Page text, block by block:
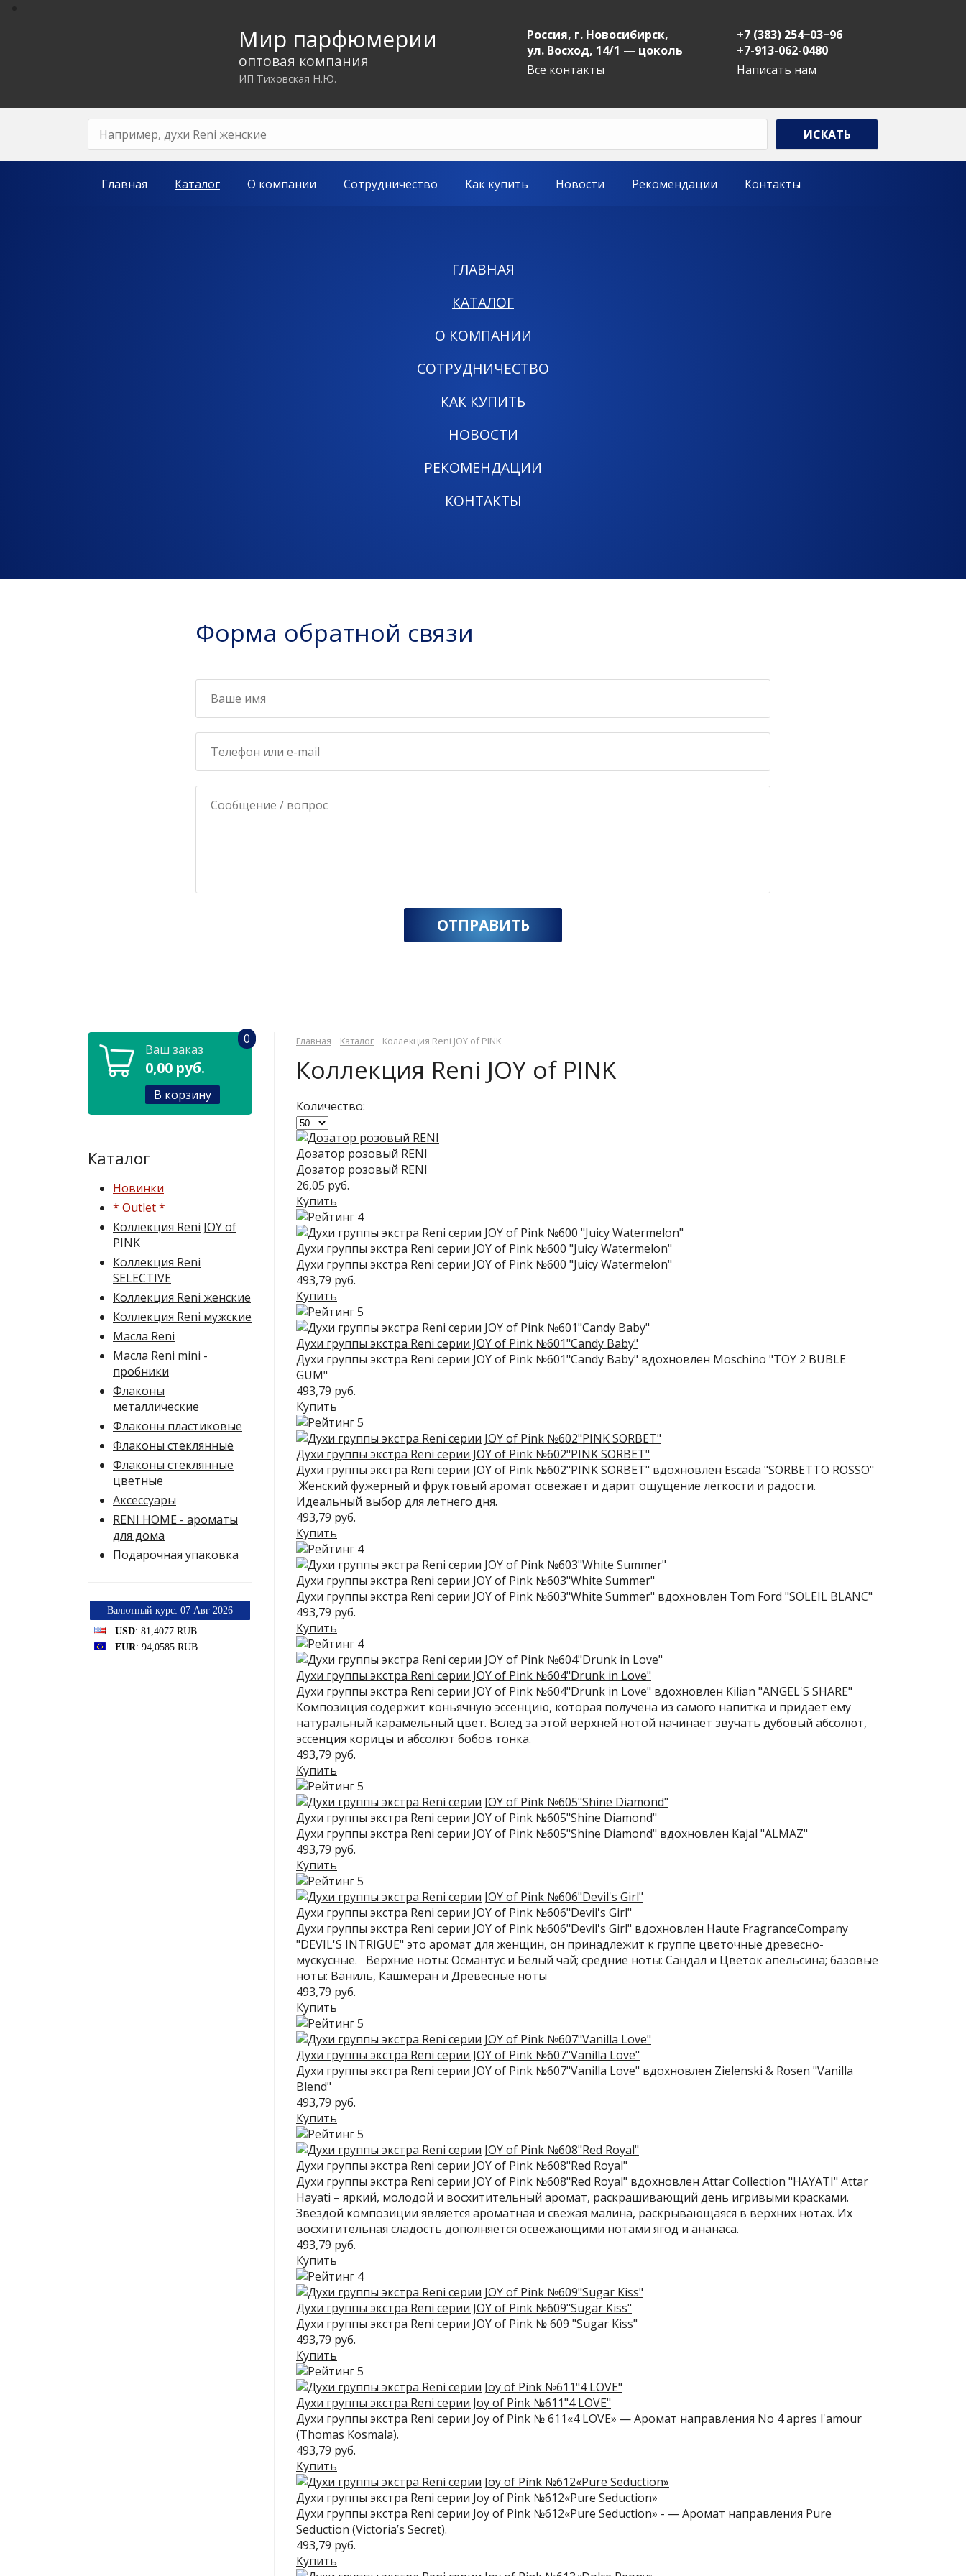
Мир парфюмерии
оптовая компания
ИП Тиховская Н.Ю.
Россия, г. Новосибирск,
ул. Восход, 14/1 — цоколь
Все контакты
+7 (383) 254−03−96
+7-913-062-0480
Написать нам
Главная Каталог О компании Сотрудничество Как купить Новости Рекомендации Контакты
ГЛАВНАЯ
КАТАЛОГ
О КОМПАНИИ
СОТРУДНИЧЕСТВО
КАК КУПИТЬ
НОВОСТИ
РЕКОМЕНДАЦИИ
КОНТАКТЫ
Форма обратной связи
ОТПРАВИТЬ
Ваш заказ
0,00 руб.
0
В корзину
Каталог
Новинки
* Outlet *
Коллекция Reni JOY of
PINK
Коллекция Reni
SELECTIVE
Коллекция Reni женские
Коллекция Reni мужские
Масла Reni
Масла Reni mini -
пробники
Флаконы
металлические
Флаконы пластиковые
Флаконы стеклянные
Флаконы стеклянные
цветные
Аксессуары
RENI HOME - ароматы
для дома
Подарочная упаковка
Bалютный курс: 07 Авг 2026
USD: 81,4077 RUB
EUR: 94,0585 RUB
Главная Каталог Коллекция Reni JOY of PINK
Коллекция Reni JOY of PINK
Количество:
Дозатор розовый RENI
Дозатор розовый RENI
26,05 руб.
Купить
Духи группы экстра Reni серии JOY of Pink №600 "Juicy Watermelon"
Духи группы экстра Reni серии JOY of Pink №600 "Juicy Watermelon"
493,79 руб.
Купить
Духи группы экстра Reni серии JOY of Pink №601"Candy Baby"
Духи группы экстра Reni серии JOY of Pink №601"Candy Baby" вдохновлен Moschino "TOY 2 BUBLE
GUM"
493,79 руб.
Купить
Духи группы экстра Reni серии JOY of Pink №602"PINK SORBET"
Духи группы экстра Reni серии JOY of Pink №602"PINK SORBET" вдохновлен Escada "SORBETTO ROSSO"
Женский фужерный и фруктовый аромат освежает и дарит ощущение лёгкости и радости.
Идеальный выбор для летнего дня.
493,79 руб.
Купить
Духи группы экстра Reni серии JOY of Pink №603"White Summer"
Духи группы экстра Reni серии JOY of Pink №603"White Summer" вдохновлен Tom Ford "SOLEIL BLANC"
493,79 руб.
Купить
Духи группы экстра Reni серии JOY of Pink №604"Drunk in Love"
Духи группы экстра Reni серии JOY of Pink №604"Drunk in Love" вдохновлен Kilian "ANGEL'S SHARE"
Композиция содержит коньячную эссенцию, которая получена из самого напитка и придает ему
натуральный карамельный цвет. Вслед за этой верхней нотой начинает звучать дубовый абсолют,
эссенция корицы и абсолют бобов тонка.
493,79 руб.
Купить
Духи группы экстра Reni серии JOY of Pink №605"Shine Diamond"
Духи группы экстра Reni серии JOY of Pink №605"Shine Diamond" вдохновлен Kajal "ALMAZ"
493,79 руб.
Купить
Духи группы экстра Reni серии JOY of Pink №606"Devil's Girl"
Духи группы экстра Reni серии JOY of Pink №606"Devil's Girl" вдохновлен Haute FragranceCompany
"DEVIL'S INTRIGUE" это аромат для женщин, он принадлежит к группе цветочные древесно-
мускусные. Верхние ноты: Османтус и Белый чай; средние ноты: Сандал и Цветок апельсина; базовые
ноты: Ваниль, Кашмеран и Древесные ноты
493,79 руб.
Купить
Духи группы экстра Reni серии JOY of Pink №607"Vanilla Love"
Духи группы экстра Reni серии JOY of Pink №607"Vanilla Love" вдохновлен Zielenski & Rosen "Vanilla
Blend"
493,79 руб.
Купить
Духи группы экстра Reni серии JOY of Pink №608"Red Royal"
Духи группы экстра Reni серии JOY of Pink №608"Red Royal" вдохновлен Attar Collection "HAYATI" Attar
Hayati – яркий, молодой и восхитительный аромат, раскрашивающий день игривыми красками.
Звездой композиции является ароматная и свежая малина, раскрывающаяся в верхних нотах. Их
восхитительная сладость дополняется освежающими нотами ягод и ананаса.
493,79 руб.
Купить
Духи группы экстра Reni серии JOY of Pink №609"Sugar Kiss"
Духи группы экстра Reni серии JOY of Pink № 609 "Sugar Kiss"
493,79 руб.
Купить
Духи группы экстра Reni серии Joy of Pink №611"4 LOVE"
Духи группы экстра Reni серии Joy of Pink № 611«4 LOVE» — Аромат направления No 4 apres l'amour
(Thomas Kosmala).
493,79 руб.
Купить
Духи группы экстра Reni серии Joy of Pink №612«Pure Seduction»
Духи группы экстра Reni серии Joy of Pink №612«Pure Seduction» - — Аромат направления Pure
Seduction (Victoria’s Secret).
493,79 руб.
Купить